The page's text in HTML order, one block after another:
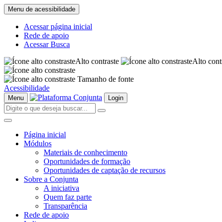
Menu de acessibilidade
Acessar página inicial
Rede de apoio
Acessar Busca
Alto contraste
Alto
Tamanho de fonte
Acessibilidade
Menu Login
Página inicial
Módulos
Materiais de conhecimento
Oportunidades de formação
Oportunidades de captação de recursos
Sobre a Conjunta
A iniciativa
Quem faz parte
Transparência
Rede de apoio